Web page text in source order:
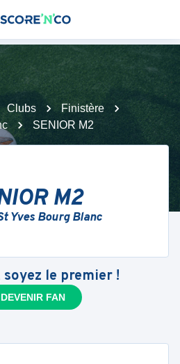
Clubs
Finistère
SENIOR M2
M2
Yves Bourg Blanc
le premier !
DEVENIR FAN